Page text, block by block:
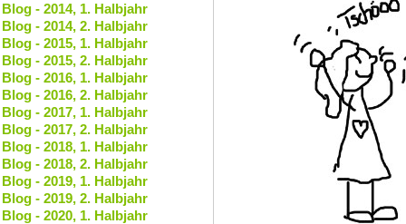
Blog - 2014, 1. Halbjahr
Blog - 2014, 2. Halbjahr
Blog - 2015, 1. Halbjahr
Blog - 2015, 2. Halbjahr
Blog - 2016, 1. Halbjahr
Blog - 2016, 2. Halbjahr
Blog - 2017, 1. Halbjahr
Blog - 2017, 2. Halbjahr
Blog - 2018, 1. Halbjahr
Blog - 2018, 2. Halbjahr
Blog - 2019, 1. Halbjahr
Blog - 2019, 2. Halbjahr
Blog - 2020, 1. Halbjahr